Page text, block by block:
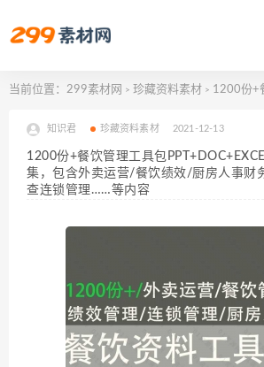
当前位置： 299素材网 > 珍藏资料素材 > 1200份+餐饮管理工具包
知识君 珍藏资料素材 2021-12-13
1200份+餐饮管理工具包
集，包含外卖运营/餐饮绩效/厨房人事财
查连锁管理……等内容